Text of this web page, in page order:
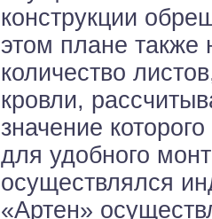
конструкции
этом плане
количество
кровли,
значение
для удобного
осуществлялся
«Артен»